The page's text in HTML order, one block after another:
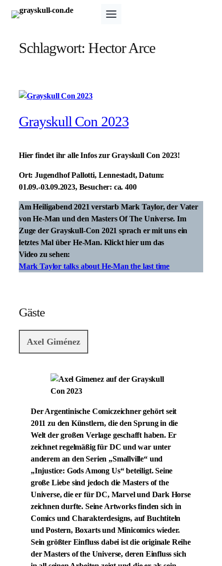
Zum
Inhalt
Schlagwort:Hector Arce
Grayskull Con 2023
Hier findet ihr alle Infos zur Grayskull Con 2023!
Ort:Jugendhof Pallotti, Lennestadt,Datum:
01.09.-03.09.2023, Besucher: ca. 400
Am Heiligabend 2021 verstarb Mark Taylor, der Vater
von He-Man und den Masters Of The Universe. Im
Zuge der Grayskull-Con 2021 sprach er mit uns ein
letztes Mal über He-Man. Klickt hier um das
Video zu sehen:
Mark Taylor talks about He-Man the last time
Gäste
Axel Giménez
Der Argentinische Comiczeichner gehört seit
2011 zu den Künstlern, die den Sprung in die
Welt der großen Verlage geschafft haben. Er
zeichnet regelmäßig für DC und war unter
anderem an den Serien „Smallville“ und
„Injustice: Gods Among Us“ beteiligt. Seine
große Liebe sind jedoch die Masters of the
Universe, die er für DC, Marvel und Dark Horse
zeichnen durfte. Seine Artworks finden sich in
Comics und Charakterdesigns, auf Buchtiteln
und Postern, Boxarts und Minicomics wieder.
Sein größter Einfluss dabei ist die originale Reihe
der Masters of the Universe, deren Einfluss sich